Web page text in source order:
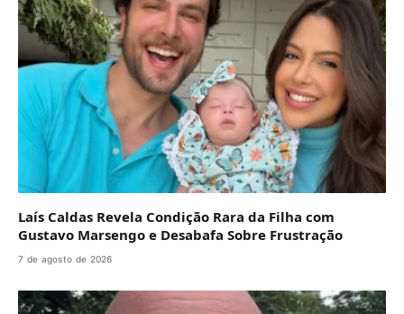
Laís Caldas Revela Condição Rara da Filha com
Gustavo Marsengo e Desabafa Sobre Frustração
7 de agosto de 2026